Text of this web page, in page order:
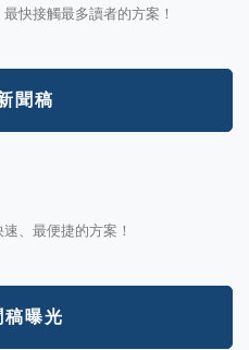
快接觸最多讀者的方案！
聞稿
、最便捷的方案！
曝光